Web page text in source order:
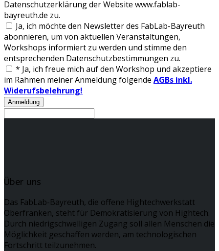
Datenschutzerklärung der Website www.fablab-
bayreuth.de zu.
Ja, ich möchte den Newsletter des FabLab-Bayreuth
abonnieren, um von aktuellen Veranstaltungen,
Workshops informiert zu werden und stimme den
entsprechenden Datenschutzbestimmungen zu.
* Ja, ich freue mich auf den Workshop und akzeptiere
im Rahmen meiner Anmeldung folgende AGBs inkl.
Widerufsbelehrung!
Über uns
Das FabLab-Bayreuth, die offene Hightechwerkstatt
Oberfranken, steht für Demokratisierung von Hightech.
Durch niedrigschwelligen Zugang soll allen Menschen die
Möglichkeit geschaffen werden, am technologischen
Fortschritt teilzunehmen.